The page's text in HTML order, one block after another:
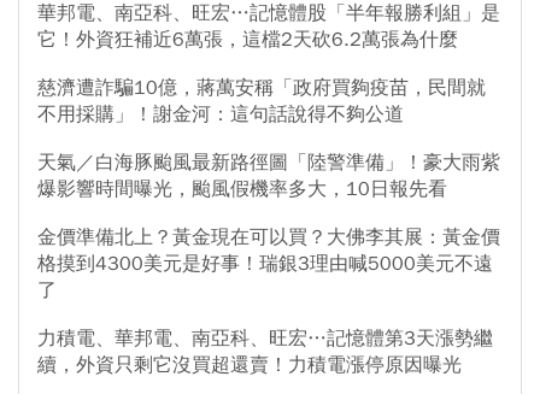
華邦電、南亞科、旺宏…記憶體股「半年報勝利組」是
它！外資狂補近6萬張，這檔2天砍6.2萬張為什麼
慈濟遭詐騙10億，蔣萬安稱「政府買夠疫苗，民間就
不用採購」！謝金河：這句話說得不夠公道
天氣／白海豚颱風最新路徑圖「陸警準備」！豪大雨紫
爆影響時間曝光，颱風假機率多大，10日報先看
金價準備北上？黃金現在可以買？大佛李其展：黃金價
格摸到4300美元是好事！瑞銀3理由喊5000美元不遠
了
力積電、華邦電、南亞科、旺宏…記憶體第3天漲勢繼
續，外資只剩它沒買超還賣！力積電漲停原因曝光